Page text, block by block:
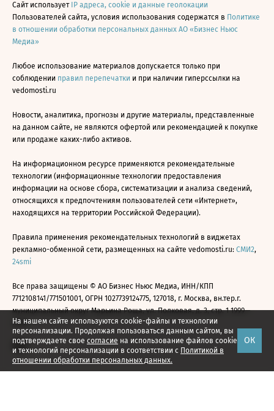
На нашем сайте используются cookie-файлы и технологии
персонализации. Продолжая пользоваться данным сайтом, вы
подтверждаете свое согласие на использование файлов cookie
и технологий персонализации в соответствии с Политикой в
отношении обработки персональных данных.
ОК
Сайт использует IP адреса, cookie и данные геолокации
Пользователей сайта, условия использования содержатся в Политике
в отношении обработки персональных данных АО «Бизнес Ньюс
Медиа»
Любое использование материалов допускается только при
соблюдении правил перепечатки и при наличии гиперссылки на
vedomosti.ru
Новости, аналитика, прогнозы и другие материалы, представленные
на данном сайте, не являются офертой или рекомендацией к покупке
или продаже каких-либо активов.
На информационном ресурсе применяются рекомендательные
технологии (информационные технологии предоставления
информации на основе сбора, систематизации и анализа сведений,
относящихся к предпочтениям пользователей сети «Интернет»,
находящихся на территории Российской Федерации).
Правила применения рекомендательных технологий в виджетах
рекламно-обменной сети, размещенных на сайте vedomosti.ru: СМИ2,
24smi
Все права защищены © АО Бизнес Ньюс Медиа, ИНН/КПП
7712108141/771501001, ОГРН 1027739124775, 127018, г. Москва, вн.тер.г.
муниципальный округ Марьина Роща, ул. Полковая, д. 3, стр. 1 1999—
2026